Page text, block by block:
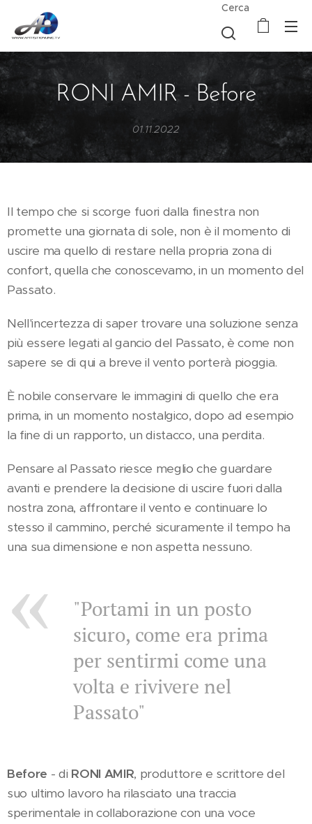
Cerca
RONI AMIR - Before
01.11.2022
Il tempo che si scorge fuori dalla finestra non
promette una giornata di sole, non è il momento di
uscire ma quello di restare nella propria zona di
confort, quella che conoscevamo, in un momento del
Passato.
Nell'incertezza di saper trovare una soluzione senza
più essere legati al gancio del Passato, è come non
sapere se di qui a breve il vento porterà pioggia.
È nobile conservare le immagini di quello che era
prima, in un momento nostalgico, dopo ad esempio
la fine di un rapporto, un distacco, una perdita.
Pensare al Passato riesce meglio che guardare
avanti e prendere la decisione di uscire fuori dalla
nostra zona, affrontare il vento e continuare lo
stesso il cammino, perché sicuramente il tempo ha
una sua dimensione e non aspetta nessuno.
"Portami in un posto
sicuro, come era prima
per sentirmi come una
volta e rivivere nel
Passato"
Before - di RONI AMIR, produttore e scrittore del
suo ultimo lavoro ha rilasciato una traccia
sperimentale in collaborazione con una voce